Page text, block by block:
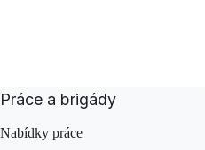
Práce a brigády
Nabídky práce